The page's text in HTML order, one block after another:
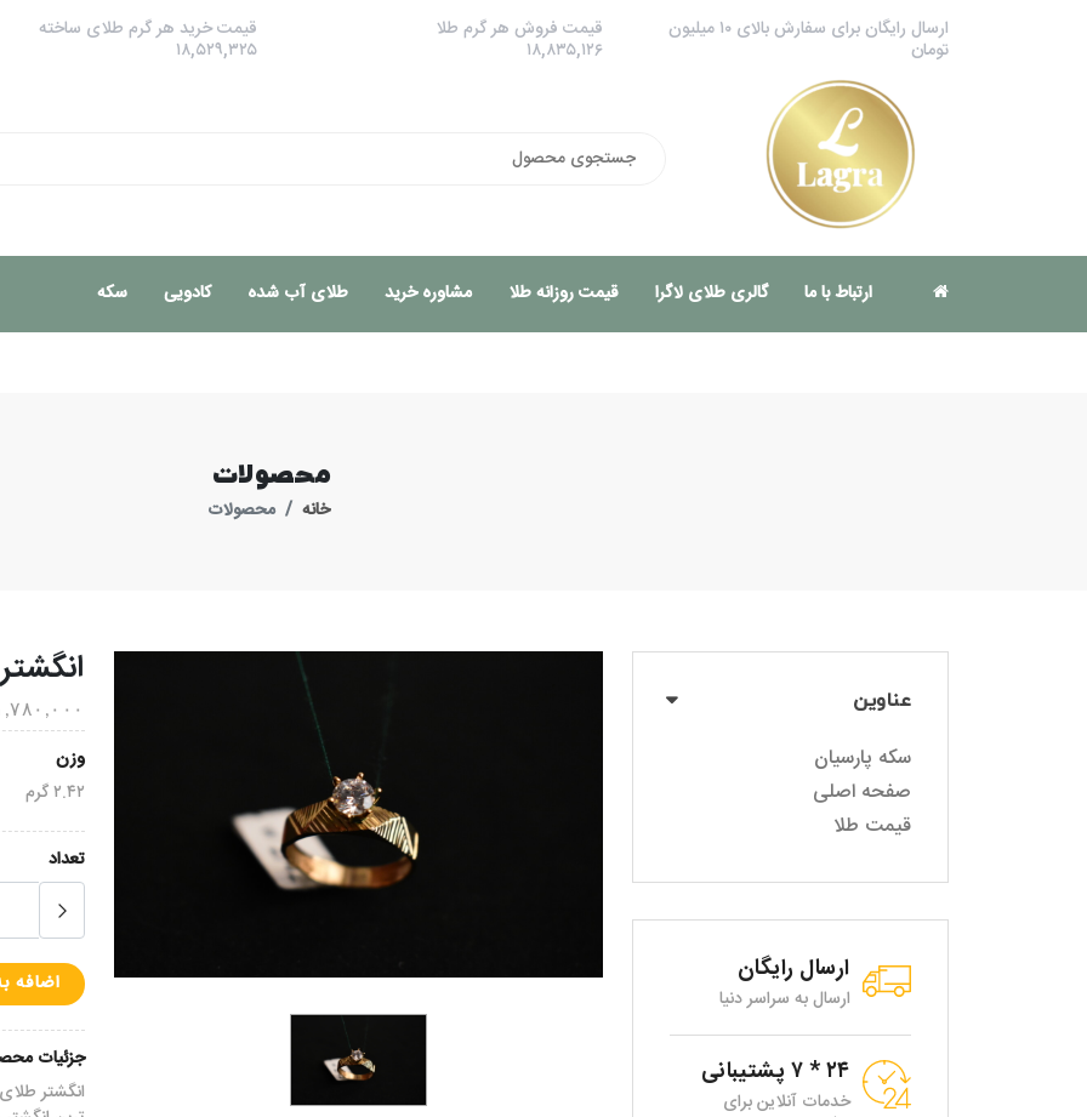
ارسال رایگان برای سفارش بالای ۱۰ میلیون
تومان
قیمت فروش هر گرم طلا
۱۸,۸۳۵,۱۲۶
قیمت خرید هر گرم طلای ساخته
۱۸,۵۲۹,۳۲۵
ارتباط با ما گالری طلای لاگرا قیمت روزانه طلا مشاوره خرید طلای آب شده کادویی سکه
محصولات
خانه محصولات
عناوین
سکه پارسیان
صفحه اصلی
قیمت طلا
ارسال رایگان
ارسال به سراسر دنیا
۲۴ * ۷ پشتیبانی
خدمات آنلاین برای
۲۱,۷۸۰,۰۰۰
وزن
۲.۴۲ گرم
تعداد
اضافه
جزئیات
انگشتر